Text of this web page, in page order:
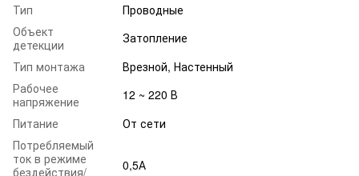
Тип
Проводные
Объект
детекции
Затопление
Тип монтажа
Врезной, Настенный
Рабочее
напряжение
12 ~ 220 В
Питание
От сети
Потребляемый
ток в режиме
бездействия/
0,5А